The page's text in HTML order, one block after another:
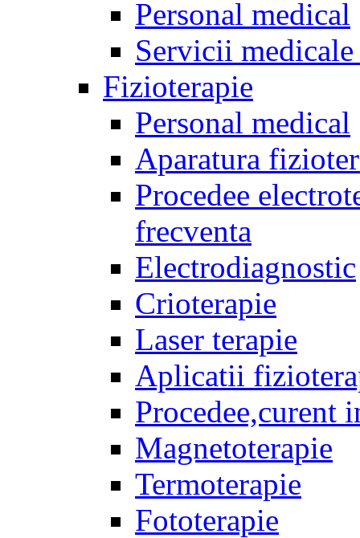
Personal medical
Servicii
Fizioterapie
Personal medical
Aparatura
Procedee
frecventa
Electrodiagnostic
Crioterapie
Laser terapie
Aplicatii
Procedee,curent
Magnetoterapie
Termoterapie
Fototerapie